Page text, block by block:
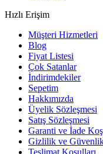
Hızlı Erişim
Müşteri Hizmetleri
Blog
Fiyat Listesi
Çok Satanlar
İndirimdekiler
Sepetim
Hakkımızda
Üyelik Sözleşmesi
Satış Sözleşmesi
Garanti ve İade
Gizlilik ve
Teslimat Koşulları